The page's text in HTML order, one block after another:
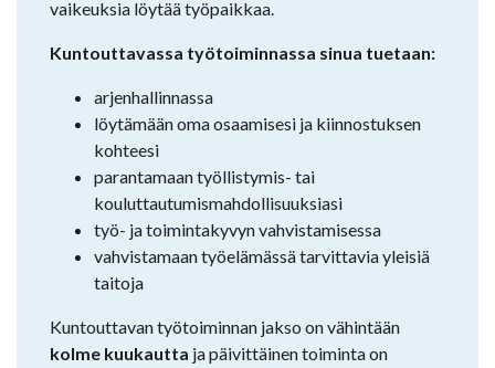
vaikeuksia löytää työpaikkaa.
Kuntouttavassa työtoiminnassa sinua tuetaan:
arjenhallinnassa
löytämään oma osaamisesi ja kiinnostuksen
kohteesi
parantamaan työllistymis- tai
kouluttautumismahdollisuuksiasi
työ- ja toimintakyvyn vahvistamisessa
vahvistamaan työelämässä tarvittavia yleisiä
taitoja
Kuntouttavan työtoiminnan jakso on vähintään
kolme kuukautta ja päivittäinen toiminta on